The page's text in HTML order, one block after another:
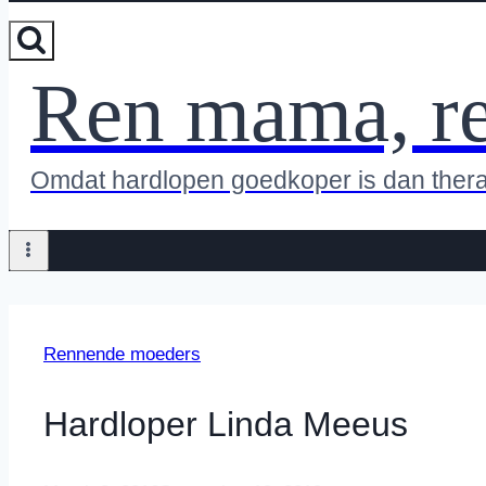
Ren mama,
Omdat hardlopen goedkoper is dan
Rennende moeders
Hardloper Linda Meeus